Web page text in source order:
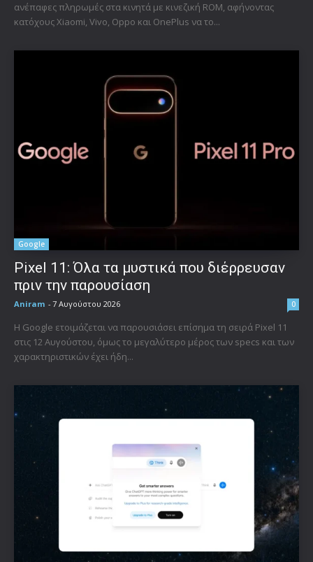
ανέπαφες πληρωμές στα κινητά με κινεζική ROM, αφήνοντας
κατόχους Xiaomi, Vivo, Oppo και OnePlus να το...
Google
Pixel 11: Όλα τα μυστικά που διέρρευσαν
πριν την παρουσίαση
Aniram - 7 Αυγούστου 2026 0
Η Google ετοιμάζεται να παρουσιάσει επίσημα τη σειρά Pixel 11
στις 12 Αυγούστου, όμως το μεγαλύτερο μέρος των specs και των
χαρακτηριστικών έχει ήδη...